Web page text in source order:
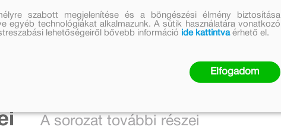
A sorozat további részei
szabott megjelenítése és a böngészési élmény biztosítása
egyéb technológiákat alkalmazunk. A sütik használatára vonatkozó
lehetőségeiről bővebb információ ide kattintvaérhető el.
Elfogadom